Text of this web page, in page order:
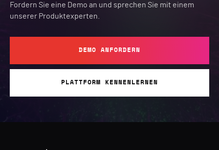
Fordern Sie eine Demo an und sprechen Sie mit einem
unserer Produktexperten.
DEMO ANFORDERN
PLATTFORM KENNENLERNEN